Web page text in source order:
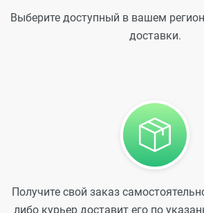
Выберите доступный в вашем
доставки.
Получите свой заказ
либо курьер доставит его по